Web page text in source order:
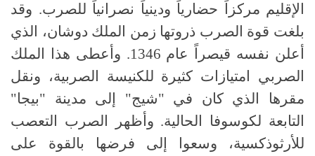
الإقليم مركزاً حضارياً ودينياً نصرانياً للصرب. وقد
بلغت قوة الصرب ذروتها زمن الملك دوشان، الذي
أعلن نفسه قيصراً عام 1346. وأعطى هذا الملك
الصربي امتيازات كثيرة للكنيسة الصربية، ونقل
مقرها الذي كان في "شيج" إلى مدينة "بيجا"
التابعة لكوسوفا الحالية. وأظهر الصرب التعصب
للأرثوذكسية، وسعوا إلى فرضها بالقوة على